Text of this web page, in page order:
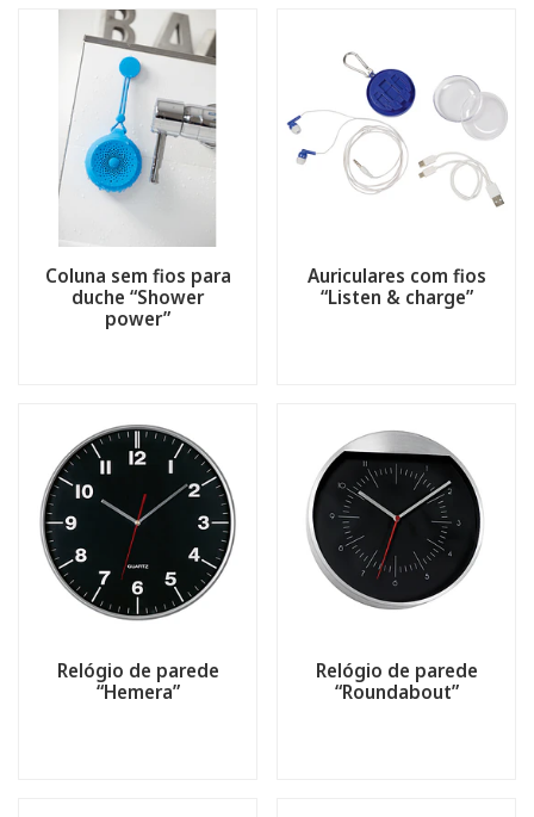
Coluna sem fios para
duche “Shower
power”
Auriculares com fios
“Listen & charge”
Relógio de parede
“Hemera”
Relógio de parede
“Roundabout”